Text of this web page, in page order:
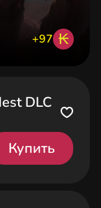
+97 ₭
DLC
Купить